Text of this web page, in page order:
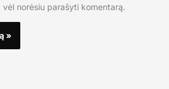
norėsiu parašyti komentarą.